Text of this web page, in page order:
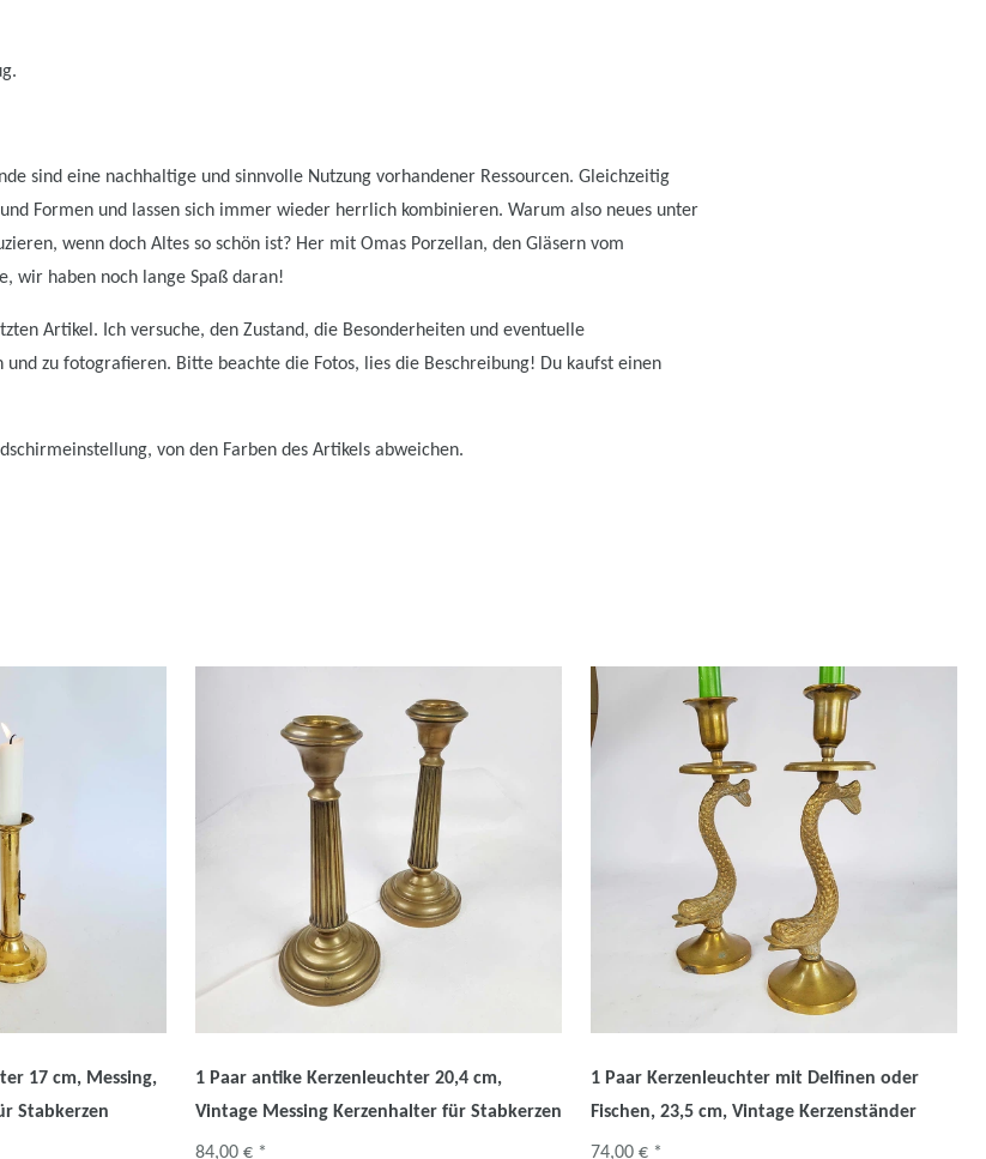
sind eine nachhaltige und sinnvolle Nutzung vorhandener Ressourcen. Gleichzeitig
Formen und lassen sich immer wieder herrlich kombinieren. Warum also neues unter
wenn doch Altes so schön ist? Her mit Omas Porzellan, den Gläsern vom
wir haben noch lange Spaß daran!
Artikel. Ich versuche, den Zustand, die Besonderheiten und eventuelle
und zu fotografieren. Bitte beachte die Fotos, lies die Beschreibung! Du kaufst einen
von den Farben des Artikels abweichen.
17 cm, Messing,
Stabkerzen
1 Paar antike Kerzenleuchter 20,4 cm,
Vintage Messing Kerzenhalter für Stabkerzen
84,00 € *
1 Paar Kerzenleuchter mit Delfinen oder
Fischen, 23,5 cm, Vintage Kerzenständer
74,00 € *